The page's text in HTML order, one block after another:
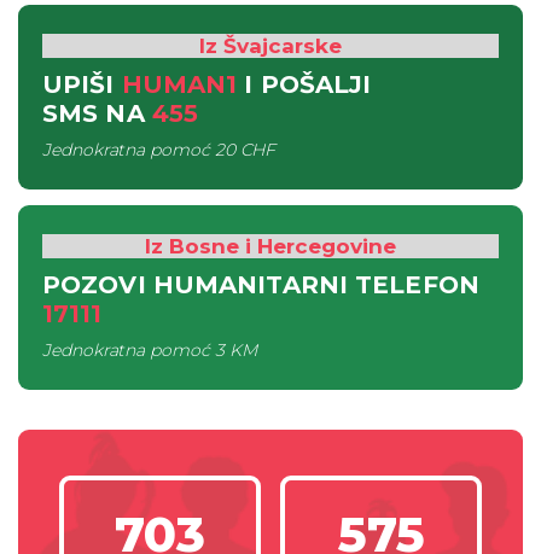
Iz Švajcarske
UPIŠI HUMAN1 I POŠALJI
SMS NA 455
Jednokratna pomoć20 CHF
Iz Bosne i Hercegovine
POZOVI HUMANITARNI TELEFON
17111
Jednokratna pomoć3 KM
703 575